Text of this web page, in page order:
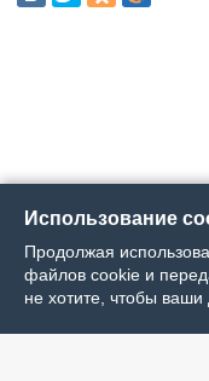
Использование
Продолжая
файлов cookie и
не хотите, чтобы ваши